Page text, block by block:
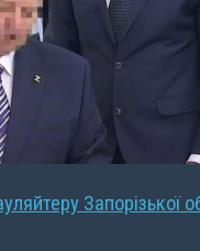
Запорізької